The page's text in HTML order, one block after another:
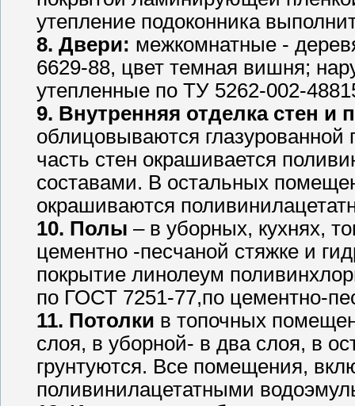
утепление подоконника
8. Двери: межкомнатные -
6629-88, цвет темная вишня;
утепленные по ТУ 5262-002-
9. Внутренняя отделка стен и
облицовываются глазурованной
часть стен окрашивается
составами. В остальных
окрашиваются
10. Полы – в уборных, кухнях,
цементно -песчаной стяжке и
покрытие линолеум
по ГОСТ 7251-77,по цементно-
11. Потолки в топочных
слоя, в уборной- в два слоя, в
грунтуются. Все помещения,
поливинилацетатными